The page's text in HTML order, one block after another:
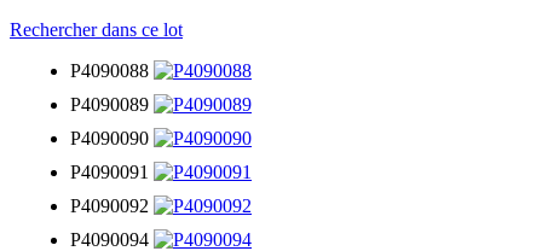
Rechercher dans ce lot
P4090088
P4090089
P4090090
P4090091
P4090092
P4090094